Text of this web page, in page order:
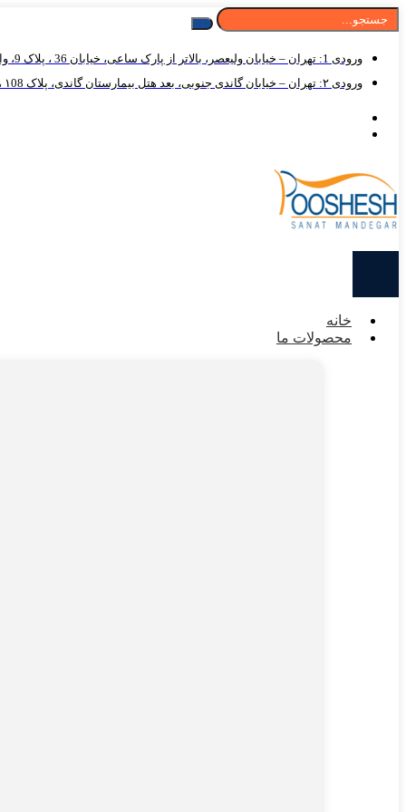
ورودی 1: تهران – خیابان ولیعصر، بالاتر از پارک ساعی، خیابان 36 ، پلاک 9، واحد 125
ورودی ۲: تهران – خیابان گاندی جنوبی، بعد هتل بیمارستان گاندی، پلاک ۱08 ، واحد ۱۲5
خانه
محصولات ما